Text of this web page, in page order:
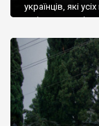
українців, які
є відданими